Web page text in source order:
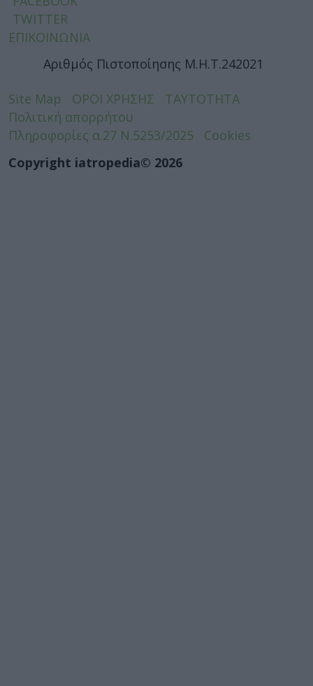
TWITTER
ΕΠΙΚΟΙΝΩΝΙΑ
Αριθμός Πιστοποίησης Μ.Η.Τ.242021
Site Map ΟΡΟΙ ΧΡΗΣΗΣ
ΤΑΥΤΟΤΗΤΑ
Πολιτική απορρήτου
Πληροφορίες α.27 Ν.5253/2025
Cookies
Copyright iatropedia© 2026